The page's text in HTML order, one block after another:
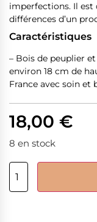
imperfections. Il est
différences d’un
Caractéristiques
– Bois de peuplier
environ 18 cm de
France avec soin et
18,00 €
8 en stock